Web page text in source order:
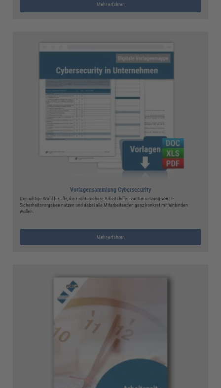
Mehr erfahren
Vorlagensammlung Cybersecurity
Die richtige Wahl für alle, die rechtssichere Arbeitshilfen zur Umsetzung von IT-
Sicherheitsvorgaben nutzen und dabei alle Mitarbeitenden ganz konkret mit einbinden
wollen.
Mehr erfahren